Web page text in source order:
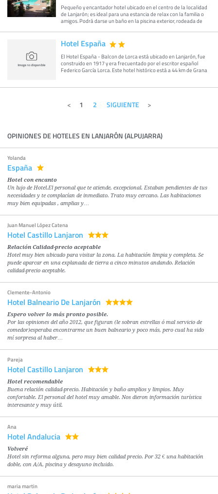
Pequeño y encantador hotel ubicado en el centro de la localidad
de Lanjarón; es ideal para una estancia de relax con la familia o
amigos. Podrá darse un baño en la piscina exterior, rodeada de
Hotel España
El Hotel España - Balcon de Lorca está ubicado en Lanjarón, fue
construido en 1917 y era frecuentado por el escritor español
Federico García Lorca. Este hotel histórico está a 44 km de Grana
1 2 SIGUIENTE
OPINIONES DE HOTELES EN LANJARÓN (ALPUJARRA)
Yolanda
España
Hotel con encanto
Un lujo de Hotel.El personal que te atiende, excepcional. Estaban pendientes de tus
necesidades y te complacían de inmediato. Trato muy cercano. Las habitaciones
muy bien equipadas , amplias y…
Juan Manuel López Catena
Hotel Castillo Lanjaron
Relación Calidad-precio aceptable
Hotel muy bien ubicado para visitar la zona. La habitación limpia y completa. Se
puede aparcar en una explanada de tierra a cinco minutos andando. Relación
calidad-precio aceptable.
Clemente-Antonio
Hotel Balneario De Lanjarón
Espero volver lo más pronto posible.
Por las opiniones del año 2012, que figuran (le sobran estrellas ó mal servicio de
comedor)esperaba encontrarme un buen balneario y poco más, pero cual ha sido
mí sorpresa al haber…
Pareja
Hotel Castillo Lanjaron
Hotel recomendable
Buena relación calidad-precio. Habitación y baño amplios y limpios. Muy
confortable. El personal del hotel muy amable. Nos dieron información turística
interesante y muy útil.
Ana
Hotel Andalucia
Volveré
Hotel sin reforma alguna, pero muy bien calidad precio. Por 32 € una habitación
doble, con A/A, piscina y desayuno incluido.
maria martin